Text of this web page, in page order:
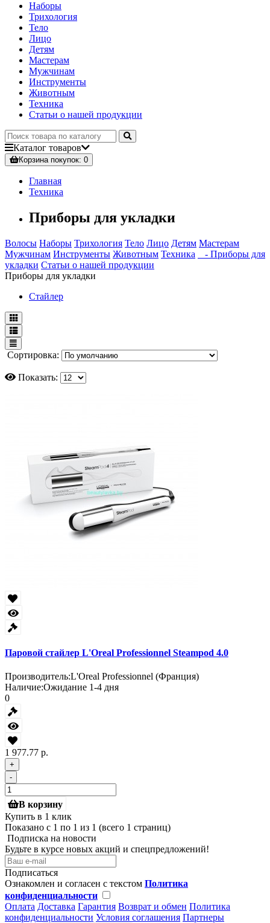
Наборы
Трихология
Тело
Лицо
Детям
Мастерам
Мужчинам
Инструменты
Животным
Техника
Статьи о нашей продукции
Каталог товаров
Корзинапокупок: 0
Главная
Техника
Приборы для укладки
Волосы Наборы Трихология Тело Лицо Детям Мастерам
Мужчинам Инструменты Животным Техника
- Приборы для
укладки Статьи о нашей продукции
Приборы для укладки
Стайлер
Сортировка:
Показать:
Паровой стайлер L'Oreal Professionnel Steampod 4.0
Производитель:L'Oreal Professionnel (Франция)
Наличие:Ожидание 1-4 дня
0
1 977.77 р.
+
-
В корзину
Купить в 1 клик
Показано с 1 по 1 из 1 (всего 1 страниц)
Подписка на новости
Будьте в курсе новых акций и спецпредложений!
Подписаться
Ознакомлен и согласен с текстом Политика
конфиденциальности
Оплата Доставка Гарантия Возврат и обмен Политика
конфиденциальности Условия соглашения Партнеры